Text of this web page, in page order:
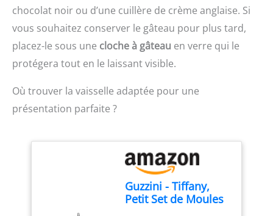
vaisselle.
chocolat noir ou d’une cuillère de crème anglaise. Si
vous souhaitez conserver le gâteau pour plus tard,
placez-le sous une cloche à gâteau en verre qui le
protégera tout en le laissant visible.
Où trouver la vaisselle adaptée pour une
présentation parfaite ?
Guzzini - Tiffany,
Petit Set de Moules